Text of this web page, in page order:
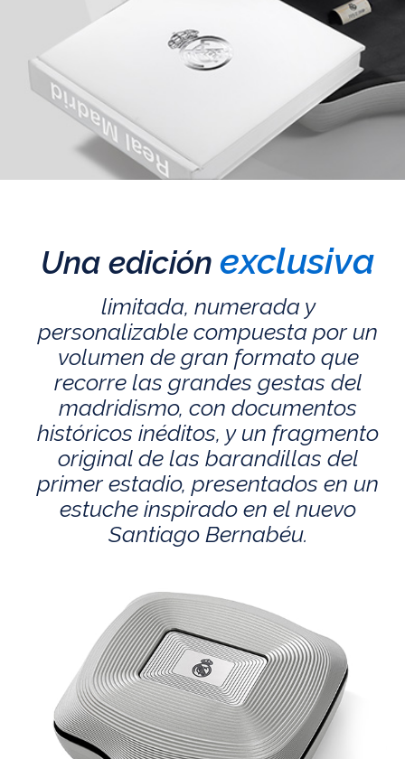
Una edición exclusiva
limitada, numerada y
personalizable compuesta por un
volumen de gran formato que
recorre las grandes gestas del
madridismo, con documentos
históricos inéditos, y un fragmento
original de las barandillas del
primer estadio, presentados en un
estuche inspirado en el nuevo
Santiago Bernabéu.